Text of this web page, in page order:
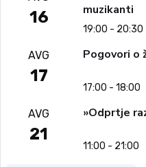
16
muzikanti
19:00 - 20:30
AVG
17
Pogovori o
17:00 - 18:00
AVG
21
»Odprtje
11:00 - 21:00